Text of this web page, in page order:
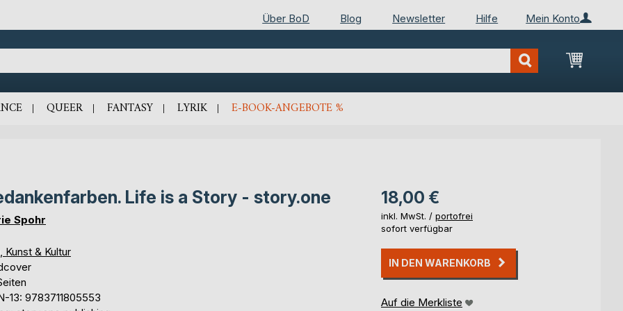
Mein Konto
Über BoD Blog Newsletter Hilfe
Mein
QUEER FANTASY LYRIK E-BOOK-ANGEBOTE %
Life is a Story - story.one
Spohr
Kunst & Kultur
13: 9783711805553
18,00 €
inkl. MwSt. / portofrei
sofort verfügbar
IN DEN WARENKORB
Auf die Merkliste